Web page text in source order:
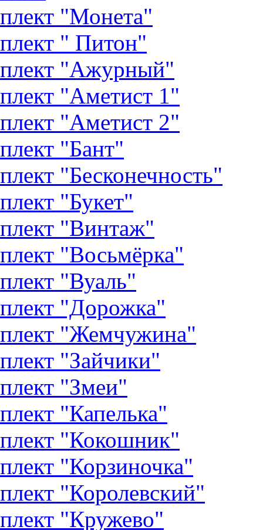
"Монета"
" Питон"
"Ажурный"
"Аметист 1"
"Аметист 2"
"Бант"
"Бесконечность"
"Букет"
"Винтаж"
"Восьмёрка"
"Вуаль"
"Дорожка"
"Жемчужина"
"Зайчики"
"Змеи"
"Капелька"
"Кокошник"
"Корзиночка"
"Королевский"
"Кружево"